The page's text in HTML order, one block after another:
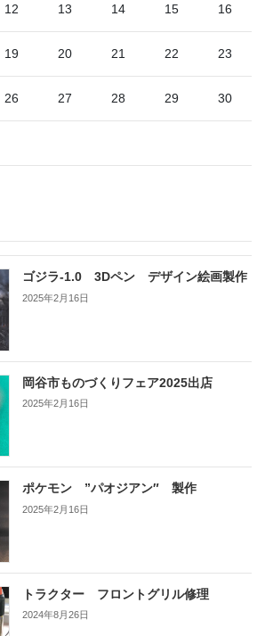
12 13 14 15 16
19 20 21 22 23
26 27 28 29 30
ゴジラ-1.0 3Dペン デザイン絵画製作
2025年2月16日
岡谷市ものづくりフェア2025出店
2025年2月16日
ポケモン ”パオジアン″ 製作
2025年2月16日
トラクター フロントグリル修理
2024年8月26日